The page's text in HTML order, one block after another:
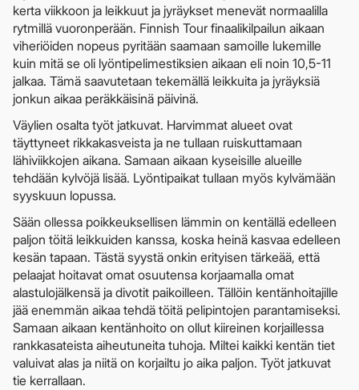
kerta viikkoon ja leikkuut ja jyräykset menevät normaalilla
rytmillä vuoronperään. Finnish Tour finaalikilpailun aikaan
viheriöiden nopeus pyritään saamaan samoille lukemille
kuin mitä se oli lyöntipelimestiksien aikaan eli noin 10,5-11
jalkaa. Tämä saavutetaan tekemällä leikkuita ja jyräyksiä
jonkun aikaa peräkkäisinä päivinä.
Väylien osalta työt jatkuvat. Harvimmat alueet ovat
täyttyneet rikkakasveista ja ne tullaan ruiskuttamaan
lähiviikkojen aikana. Samaan aikaan kyseisille alueille
tehdään kylvöjä lisää. Lyöntipaikat tullaan myös kylvämään
syyskuun lopussa.
Sään ollessa poikkeuksellisen lämmin on kentällä edelleen
paljon töitä leikkuiden kanssa, koska heinä kasvaa edelleen
kesän tapaan. Tästä syystä onkin erityisen tärkeää, että
pelaajat hoitavat omat osuutensa korjaamalla omat
alastulojälkensä ja divotit paikoilleen. Tällöin kentänhoitajille
jää enemmän aikaa tehdä töitä pelipintojen parantamiseksi.
Samaan aikaan kentänhoito on ollut kiireinen korjaillessa
rankkasateista aiheutuneita tuhoja. Miltei kaikki kentän tiet
valuivat alas ja niitä on korjailtu jo aika paljon. Työt jatkuvat
tie kerrallaan.